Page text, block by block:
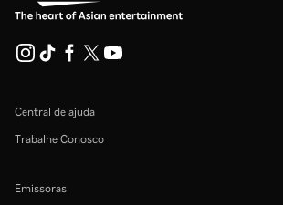
Central de ajuda
Trabalhe Conosco
Emissoras